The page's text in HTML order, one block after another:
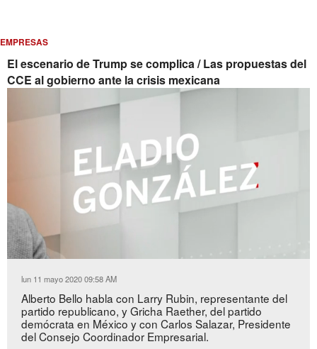
EMPRESAS
El escenario de Trump se complica / Las propuestas del
CCE al gobierno ante la crisis mexicana
Unmute
2.72%
lun 11 mayo 2020 09:58 AM
Alberto Bello habla con Larry Rubin, representante del
partido republicano, y Gricha Raether, del partido
demócrata en México y con Carlos Salazar, Presidente
del Consejo Coordinador Empresarial.